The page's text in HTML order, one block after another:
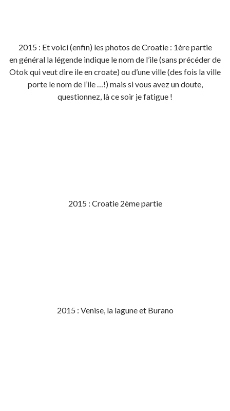
2015 : Et voici (enfin) les photos de Croatie : 1ère partie
en général la légende indique le nom de l’ile (sans précéder de
Otok qui veut dire ile en croate) ou d’une ville (des fois la ville
porte le nom de l’ile …!) mais si vous avez un doute,
questionnez, là ce soir je fatigue !
2015 : Croatie 2ème partie
2015 : Venise, la lagune et Burano